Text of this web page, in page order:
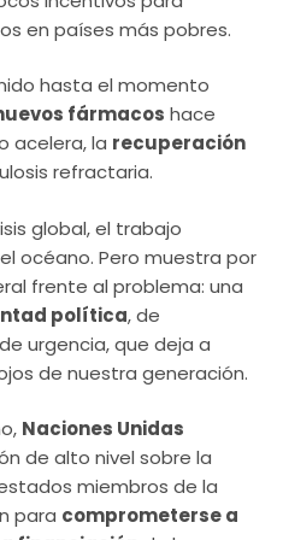
en países más pobres.
hasta el momento
fármacos hace
acelera, la recuperación
refractaria.
global, el trabajo
océano. Pero muestra por
frente al problema: una
política, de
urgencia, que deja a
de nuestra generación.
Naciones Unidas
de alto nivel sobre la
miembros de la
para comprometerse a